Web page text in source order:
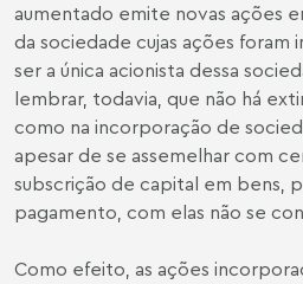
aumentado emite novas ações
da sociedade cujas ações foram
ser a única acionista dessa
lembrar, todavia, que não há
como na incorporação de
apesar de se assemelhar com
subscrição de capital em bens,
pagamento, com elas não se
Como efeito, as ações